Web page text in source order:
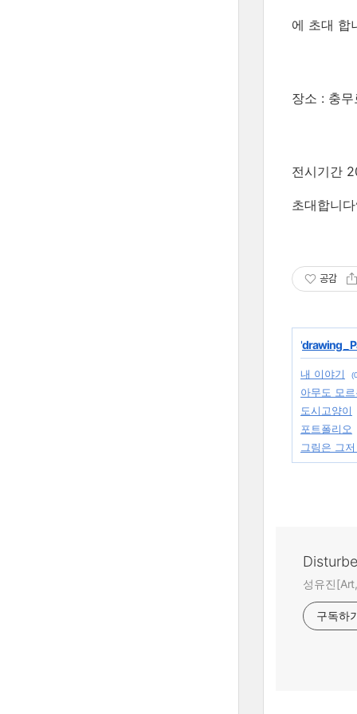
에 초대 합
장소 : 충
전시기간
초대합니
공감
'drawing _
내 이야기
아무도 모
도시고양이
포트폴리오
그림은 그
성유진
구독하